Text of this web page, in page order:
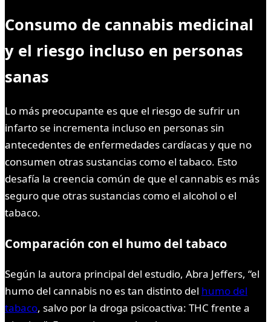
Consumo de cannabis medicinal
y el riesgo incluso en personas
sanas
Lo más preocupante es que el riesgo de sufrir un
infarto se incrementa incluso en personas sin
antecedentes de enfermedades cardíacas y que no
consumen otras sustancias como el tabaco. Esto
desafía la creencia común de que el cannabis es más
seguro que otras sustancias como el alcohol o el
tabaco.
Comparación con el humo del tabaco
Según la autora principal del estudio, Abra Jeffers, “el
humo del cannabis no es tan distinto del humo del
tabaco, salvo por la droga psicoactiva: THC frente a